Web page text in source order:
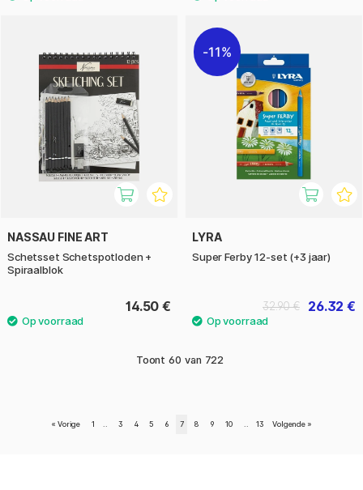
NASSAU FINE ART
Schetsset Schetspotloden +
Spiraalblok
14.50 €
11%
LYRA
Super Ferby 12-set (+3 jaar)
26.32 €
32.90 €
Toont 60 van 722
« Vorige 1 3 4 5 6 7 8 9 10 13 Volgende »